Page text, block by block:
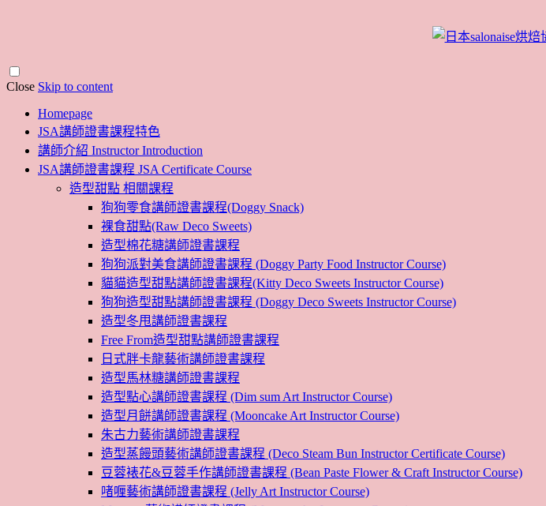
Close Skip to content
Homepage
JSA講師證書課程特色
講師介紹 Instructor Introduction
JSA講師證書課程 JSA Certificate Course
造型甜點 相關課程
狗狗零食講師證書課程(Doggy Snack)
裸食甜點(Raw Deco Sweets)
造型棉花糖講師證書課程
狗狗派對美食講師證書課程 (Doggy Party Food Instructor Course)
貓貓造型甜點講師證書課程(Kitty Deco Sweets Instructor Course)
狗狗造型甜點講師證書課程 (Doggy Deco Sweets Instructor Course)
造型冬甩講師證書課程
Free From造型甜點講師證書課程
日式胖卡龍藝術講師證書課程
造型馬林糖講師證書課程
造型點心講師證書課程 (Dim sum Art Instructor Course)
造型月餅講師證書課程 (Mooncake Art Instructor Course)
朱古力藝術講師證書課程
造型蒸饅頭藝術講師證書課程 (Deco Steam Bun Instructor Certificate Course)
豆蓉裱花&豆蓉手作講師證書課程 (Bean Paste Flower & Craft Instructor Course)
啫喱藝術講師證書課程 (Jelly Art Instructor Course)